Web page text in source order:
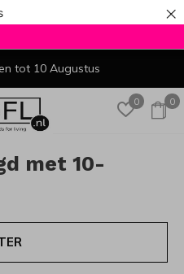
×
0 0
tot 10 Augustus
met 10-